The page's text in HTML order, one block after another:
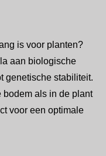
is voor planten?
aan biologische
genetische stabiliteit.
bodem als in de plant
voor een optimale